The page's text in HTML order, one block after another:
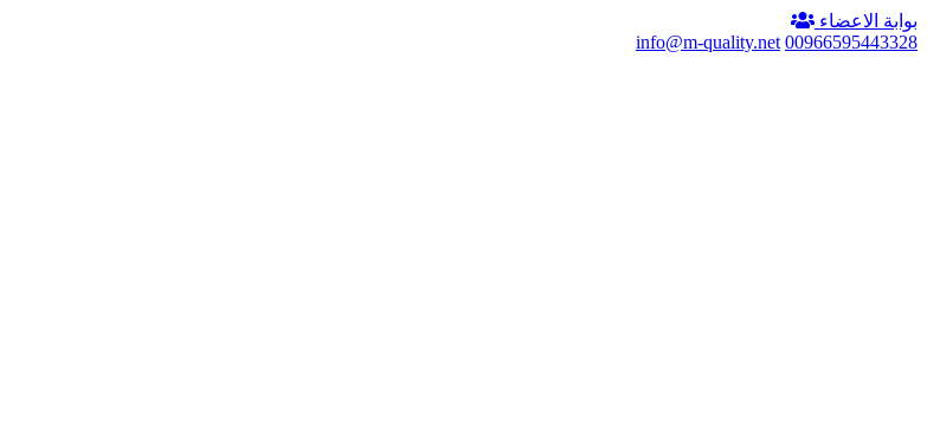
بوابة الاعضاء
00966595443328
info@m-quality.net